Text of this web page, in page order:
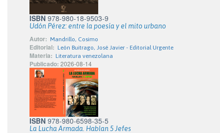
ISBN 978-980-18-9503-9
Udón Pérez: entre la poesía y el mito urbano
Autor: Mandrillo, Cosimo
Editorial: León Buitrago, José Javier - Editorial Urgente
Materia: Literatura venezolana
Publicado: 2026-08-14
ISBN 978-980-6598-35-5
La Lucha Armada. Hablan 5 Jefes